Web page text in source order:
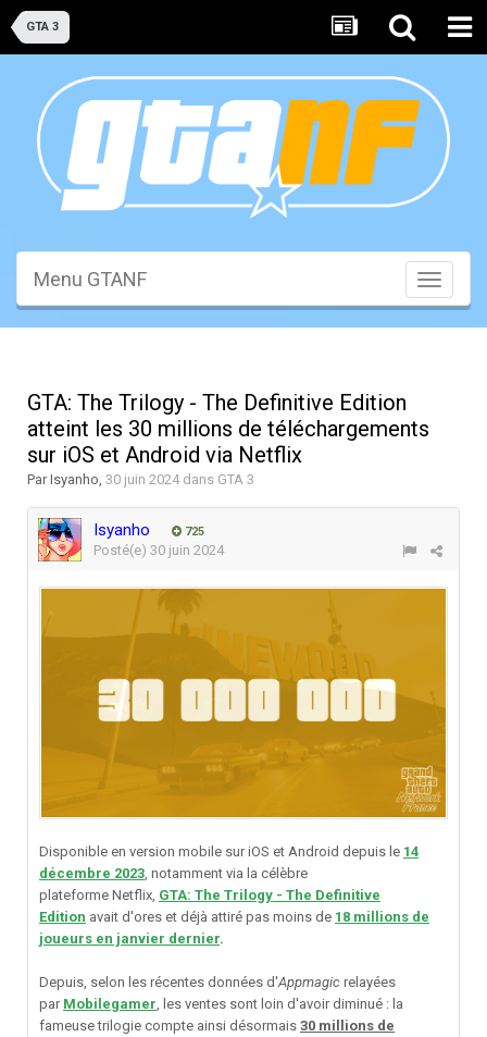
GTA 3
Toggle
Menu GTANF
GTA: The Trilogy - The Definitive Edition
atteint les 30 millions de téléchargements
sur iOS et Android via Netflix
ParIsyanho, 30 juin 2024dans GTA 3
Isyanho 725
Posté(e) 30 juin 2024
Disponible en version mobile sur iOS et Android depuis le 14
décembre 2023 , notamment via la célèbre
plateforme Netflix, GTA: The Trilogy - The Definitive
Edition avait d'ores et déjà attiré pas moins de 18 millions de
joueurs en janvier dernier.
Depuis, selon les récentes données d'Appmagic relayées
par Mobilegamer , les ventes sont loin d'avoir diminué : la
fameuse trilogie compte ainsi désormais 30 millions de